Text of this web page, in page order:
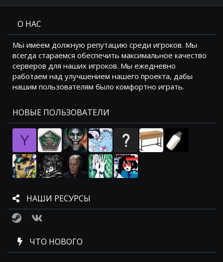
О НАС
Мы имеем должную репутацию среди игроков. Мы
всегда стараемся обеспечить максимальное качество
серверов для наших игроков. Мы ежедневно
работаем над улучшением нашего проекта, дабы
нашим пользователям было комфортно играть.
НОВЫЕ ПОЛЬЗОВАТЕЛИ
Y
НАШИ РЕСУРСЫ
Steam
ЧТО НОВОГО